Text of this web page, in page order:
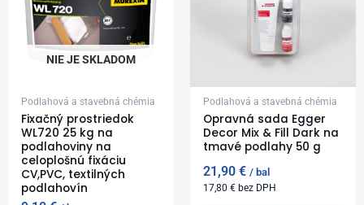
NIE JE SKLADOM
Podlahová a stavebná chémia
Fixačný prostriedok
WL720 25 kg na
podlahoviny na
celoplošnú fixáciu
CV,PVC, textilných
podlahovín
Podlahová a stavebná chémia
Opravná sada Egger
Decor Mix & Fill Dark na
tmavé podlahy 50 g
21,90€ bal
17,80€ bez DPH